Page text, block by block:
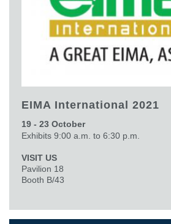
EIMA International 2021
19 - 23 October
Exhibits 9:00 a.m. to 6:30 p.m.
VISIT US
Pavilion 18
Booth B/43